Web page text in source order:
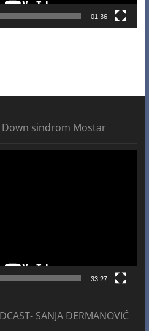
01:36
Down sindrom Mostar
33:27
SANJA ĐERMANOVIĆ